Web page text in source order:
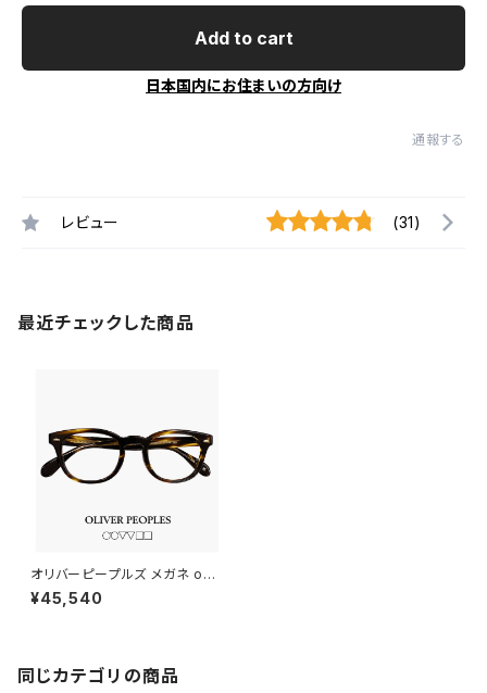
Add to cart
日本国内にお住まいの方向け
通報する
レビュー (31)
最近チェックした商品
オリバーピープルズ メガネ ov5
036a 1003l 47mm OLIVER
PEOPLES Sheldrake 眼鏡 シ
¥45,540
同じカテゴリの商品